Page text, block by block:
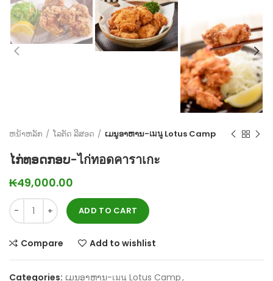
ຫນ້າຫລັກ ໂລຕັດ ລີສອດ ເມນູອາຫານ-เมนู Lotus Camp
ໄກ່ທອດກອບ-ไก่ทอดคาราเกะ
₭49,000.00
ADD TO CART
Compare Add to wishlist
Categories: ເມນູອາຫານ-เมนู Lotus Camp,